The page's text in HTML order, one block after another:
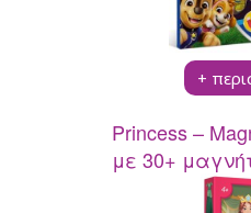
+
Princess –
με 30+